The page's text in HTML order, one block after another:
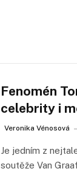
Fenomén
celebrity i
Veronika Vénosová
Je jedním z
soutěže Van